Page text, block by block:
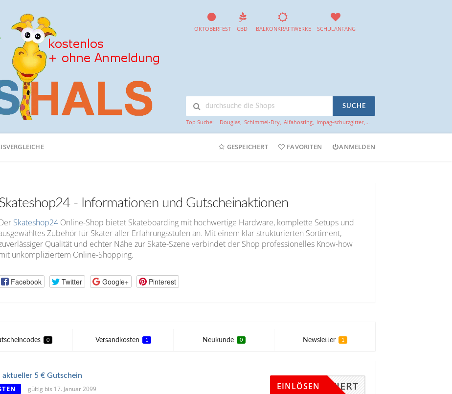
OKTOBERFEST CBD BALKONKRAFTWERKE SCHULANFANG
SUCHE
Top Suche: Douglas, Schimmel-Dry, Alfahosting, impag-schutzgitter,...
GESPEICHERT FAVORITEN ANMELDEN
- Informationen und Gutscheinaktionen
Skateshop24 Online-Shop bietet Skateboarding mit hochwertige Hardware, komplette Setups und
Zubehör für Skater aller Erfahrungsstufen an. Mit einem klar strukturierten Sortiment,
Qualität und echter Nähe zur Skate-Szene verbindet der Shop professionelles Know-how
unkompliziertem Online-Shopping.
Facebook Twitter Google+ Pinterest
0 Versandkosten 1 Neukunde 0 Newsletter 1
aktueller 5 € Gutschein
gültig bis 17. Januar 2099 KTIVIERT
EINLÖSEN